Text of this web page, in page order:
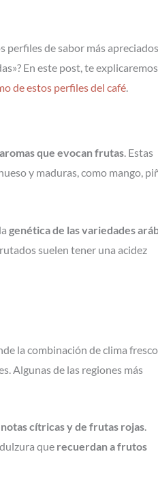
perfiles de sabor más
En este post, te
de estos perfiles del café.
que evocan frutas. Estas
y maduras, como mango,
genética de las variedades
suelen tener una acidez
la combinación de clima
Algunas de las regiones más
notas cítricas y de frutas rojas.
que recuerdan a frutos